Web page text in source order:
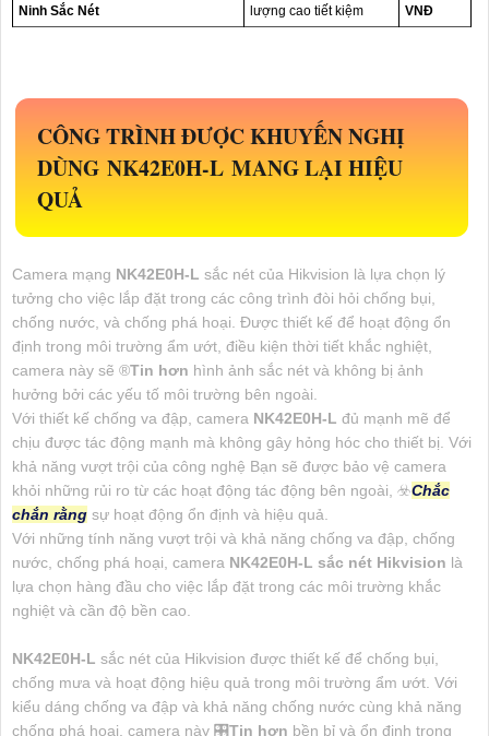
Ninh Sắc Nét
lượng cao tiết kiệm
VNĐ
CÔNG TRÌNH ĐƯỢC KHUYẾN NGHỊ
DÙNG NK42E0H-L MANG LẠI HIỆU
QUẢ
Camera mạng NK42E0H-L sắc nét của Hikvision là lựa chọn lý
tưởng cho việc lắp đặt trong các công trình đòi hỏi chống bụi,
chống nước, và chống phá hoại. Được thiết kế để hoạt động ổn
định trong môi trường ẩm ướt, điều kiện thời tiết khắc nghiệt,
camera này sẽ ®️Tin hơn hình ảnh sắc nét và không bị ảnh
hưởng bởi các yếu tố môi trường bên ngoài.
Với thiết kế chống va đập, camera NK42E0H-L đủ mạnh mẽ để
chịu được tác động mạnh mà không gây hỏng hóc cho thiết bị. Với
khả năng vượt trội của công nghệ Bạn sẽ được bảo vệ camera
khỏi những rủi ro từ các hoạt động tác động bên ngoài, ☣️Chắc
chắn rằng sự hoạt động ổn định và hiệu quả.
Với những tính năng vượt trội và khả năng chống va đập, chống
nước, chống phá hoại, camera NK42E0H-L sắc nét Hikvision là
lựa chọn hàng đầu cho việc lắp đặt trong các môi trường khắc
nghiệt và cần độ bền cao.
NK42E0H-L sắc nét của Hikvision được thiết kế để chống bụi,
chống mưa và hoạt động hiệu quả trong môi trường ẩm ướt. Với
kiểu dáng chống va đập và khả năng chống nước cùng khả năng
chống phá hoại, camera này 🎛Tin hơn bền bỉ và ổn định trong